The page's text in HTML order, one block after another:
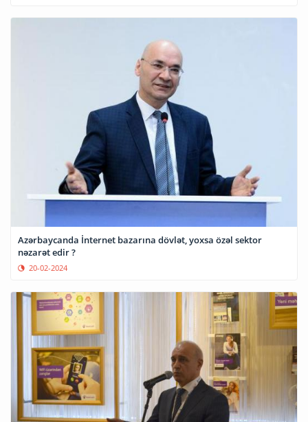
Azərbaycanda İnternet bazarına dövlət, yoxsa özəl sektor
nəzarət edir ?
20-02-2024